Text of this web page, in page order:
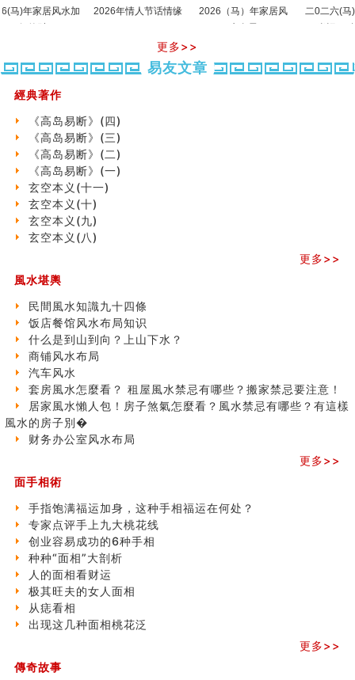
天要下雨娘要嫁人
六爻測住宅風水 (五)
一篇文章解答八字命理所有困惑
汽车风水
姓名字义玄机藏凶吉
玄空本义(十)
六爻占卜预测考试结果
四墓库真诠
套房風水怎麼看？ 租屋風水禁忌有哪些？搬家禁忌要注
意！
精选1500个五行属金的字
玄空本义(九)
人的面相看财运
玄空本义(八)
六爻算卦：测腹中胎儿是男是女
中國改革開放總設計師鄧小平命造 (名人八字淺析八）
测字（实例解释）
精选1000个五行属火的字
玄空本义(七)
刘燮鈞讲人相 手纹与命运(二)
商铺如何摆放物品催财招财
极其旺夫的女人面相
居家風水懶人包！房子煞氣怎麼看？風水禁忌有哪些？有
這樣風水的房子別�
南半球的八字如何推排
玄空本义(六)
额相与命运
风水先生林琅仙的传说
从痣看相
姓名陰陽配置的凶吉
六爻測住宅風水 (四)
玄空本义 (五)
财务办公室风水布局
玄空本义 (四)
家居风水加
2026年情人节话情缘
2026（马）年家居风
二0二六(马)年十
更多>>
易友文章
經典著作
《高岛易断》(四)
《高岛易断》(三)
《高岛易断》(二)
《高岛易断》(一)
玄空本义(十一)
玄空本义(十)
玄空本义(九)
玄空本义(八)
更多>>
風水堪輿
民間風水知識九十四條
饭店餐馆风水布局知识
什么是到山到向？上山下水？
商铺风水布局
汽车风水
套房風水怎麼看？ 租屋風水禁忌有哪些？搬家禁忌要注意！
居家風水懶人包！房子煞氣怎麼看？風水禁忌有哪些？有這樣
風水的房子別�
财务办公室风水布局
更多>>
面手相術
手指饱满福运加身，这种手相福运在何处？
专家点评手上九大桃花线
创业容易成功的6种手相
种种“面相”大剖析
人的面相看财运
极其旺夫的女人面相
从痣看相
出现这几种面相桃花泛
更多>>
傳奇故事